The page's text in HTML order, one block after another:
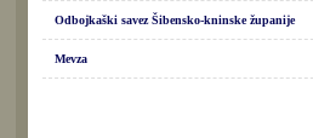
Odbojkaški savez Šibensko-kninske županije
Mevza